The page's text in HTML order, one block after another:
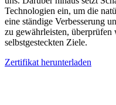
Technologien ein, um die
eine ständige Verbesserung
zu gewährleisten, überprüfen
selbstgesteckten Ziele.
Zertifikat herunterladen